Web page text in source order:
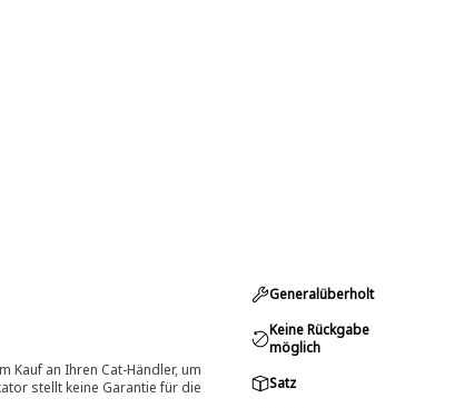
an Ihren Cat-Händler, um
stellt keine Garantie für die
Generalüberholt
Keine Rückgabe
möglich
Satz